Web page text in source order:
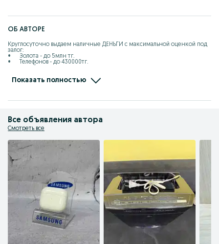
ОБ АВТОРЕ
Круглосуточно выдаем наличные ДЕНЬГИ с максимальной оценкой под
залог:
•	Золота - до 5млн тг.
•	Телефонов - до 430000тг.
•	Займ без скрытых комиссии
•	Перерасчет, % по факту (1 день)
•       Частичное погашение
Звоните, приходите, работаем 24/7
«ДОРОГО ЦЕНИМ, БЕРЕЖНО ХРАНИМ»
Показать полностью
Все объявления автора
Смотреть все